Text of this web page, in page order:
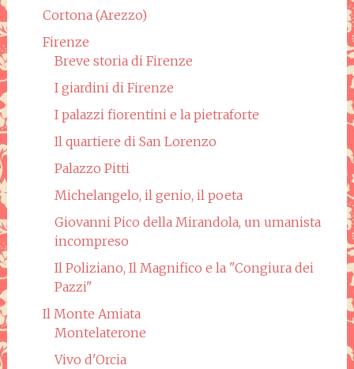
Cortona (Arezzo)
Firenze
Breve storia di Firenze
I giardini di Firenze
I palazzi fiorentini e la pietraforte
Il quartiere di San Lorenzo
Palazzo Pitti
Michelangelo, il genio, il poeta
Giovanni Pico della Mirandola, un umanista
incompreso
Il Poliziano, Il Magnifico e la "Congiura dei
Pazzi"
Il Monte Amiata
Montelaterone
Vivo d'Orcia